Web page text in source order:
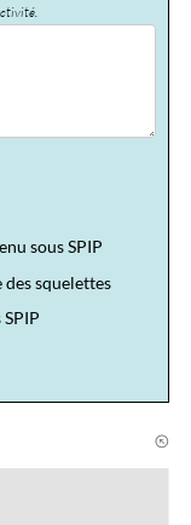
sous SPIP
squelettes